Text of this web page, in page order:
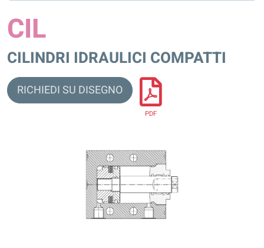
CIL
CILINDRI IDRAULICI COMPATTI
RICHIEDI SU DISEGNO
PDF